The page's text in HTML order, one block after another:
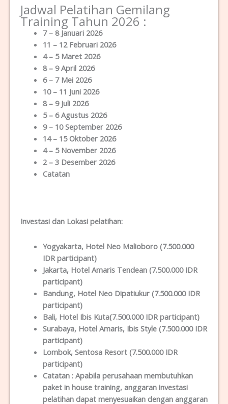
Jadwal Pelatihan Gemilang
Training Tahun 2026 :
7 – 8 Januari 2026
11 – 12 Februari 2026
4 – 5 Maret 2026
8 – 9 April 2026
6 – 7 Mei 2026
10 – 11 Juni 2026
8 – 9 Juli 2026
5 – 6 Agustus 2026
9 – 10 September 2026
14 – 15 Oktober 2026
4 – 5 November 2026
2 – 3 Desember 2026
Catatan
Investasi dan Lokasi pelatihan:
Yogyakarta, Hotel Neo Malioboro (7.500.000
IDR participant)
Jakarta, Hotel Amaris Tendean (7.500.000 IDR
participant)
Bandung, Hotel Neo Dipatiukur (7.500.000 IDR
participant)
Bali, Hotel Ibis Kuta(7.500.000 IDR participant)
Surabaya, Hotel Amaris, Ibis Style (7.500.000 IDR
participant)
Lombok, Sentosa Resort (7.500.000 IDR
participant)
Catatan :Apabila perusahaan membutuhkan
paket in house training, anggaran investasi
pelatihan dapat menyesuaikan dengan anggaran